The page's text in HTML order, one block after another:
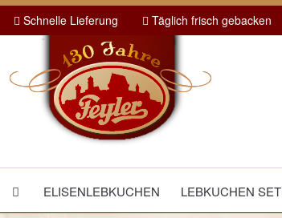
Schnelle Lieferung Täglich frisch gebacken
ELISENLEBKUCHEN LEBKUCHEN SET